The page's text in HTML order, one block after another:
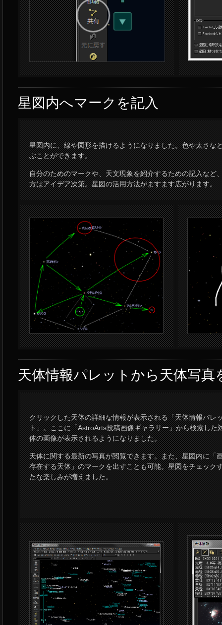
星図内へマークを記入
星図内に、線や図形を描けるようになりました。色や太さな
ぶことができます。
自分のためのマークや、天文現象を紹介するための記入など
方はアイデア次第。星図の活用方法がますます広がります。
天体情報パレットから天体写真
クリックした天体の詳細な情報が表示される「天体情報パレ
ト」。ここに「AstroArts投稿画像ギャラリー」から検索した
体の画像が表示されるようになりました。
天体に関する最新の写真が閲覧できます。また、星図内に「
存在する天体」のマークを出すことも可能。星図をチェック
たな楽しみが増えました。